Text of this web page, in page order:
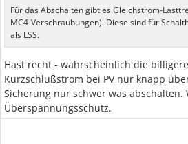
Für das Abschalten gibt es Gleichstrom-
MC4-Verschraubungen). Diese sind für
als LSS.
Hast recht - wahrscheinlich die
Kurzschlußstrom bei PV nur knapp
Sicherung nur schwer was
Überspannungsschutz.